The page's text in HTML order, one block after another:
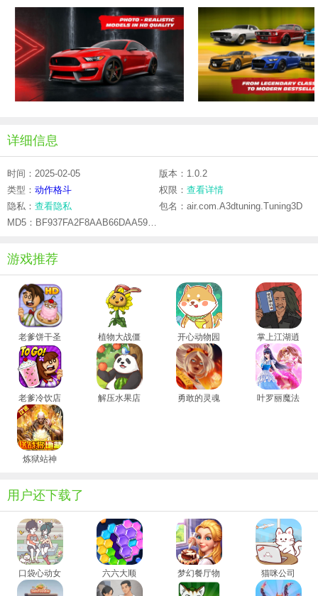
详细信息
时间：2025-02-05
版本：1.0.2
类型： 动作格斗 权限： 查看详情
隐私： 查看隐私
包名：air.com.A3dtuning.Tuning3D
游戏推荐
老爹饼干圣
代店1.4版
植物大战僵
尸嫁接版最
新
开心动物园
掌上江湖逍
遥乐
老爹冷饮店 解压水果店
勇敢的灵魂
叶罗丽魔法
炼狱站神
用户还下载了
口袋心动女
友
六六大顺
梦幻餐厅物
语
猫咪公司